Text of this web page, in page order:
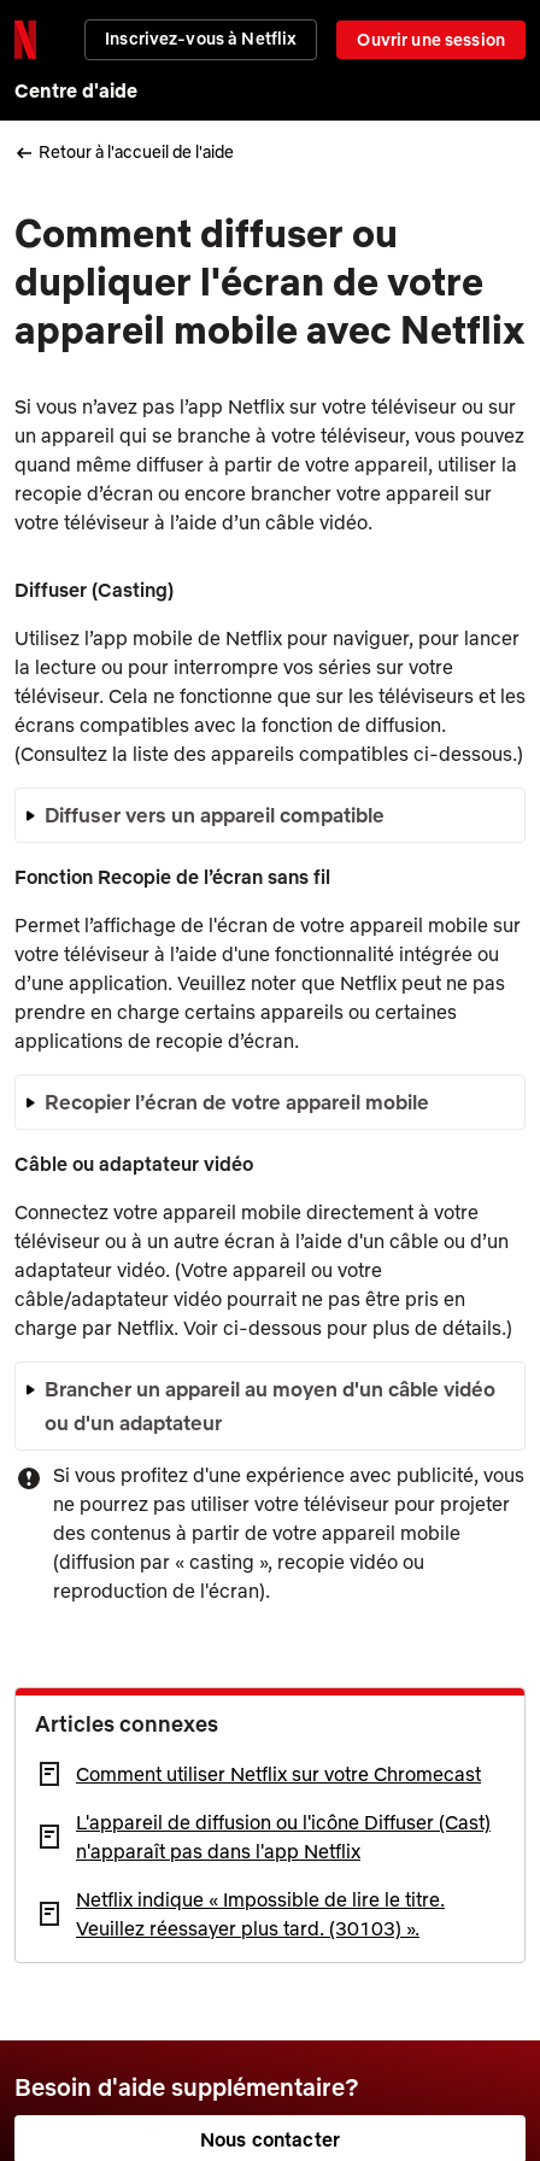
Inscrivez-vous à Netflix Ouvrir une session
Centre d'aide
Retour à l'accueil de l'aide
Comment diffuser ou
dupliquer l'écran de votre
appareil mobile avec Netflix
Si vous n’avez pas l’app Netflix sur votre téléviseur ou sur
un appareil qui se branche à votre téléviseur, vous pouvez
quand même diffuser à partir de votre appareil, utiliser la
recopie d’écran ou encore brancher votre appareil sur
votre téléviseur à l’aide d’un câble vidéo.
Diffuser (Casting)
Utilisez l’app mobile de Netflix pour naviguer, pour lancer
la lecture ou pour interrompre vos séries sur votre
téléviseur. Cela ne fonctionne que sur les téléviseurs et les
écrans compatibles avec la fonction de diffusion.
(Consultez la liste des appareils compatibles ci-dessous.)
Diffuser vers un appareil compatible
Fonction Recopie de l’écran sans fil
Permet l’affichage de l'écran de votre appareil mobile sur
votre téléviseur à l’aide d'une fonctionnalité intégrée ou
d’une application. Veuillez noter que Netflix peut ne pas
prendre en charge certains appareils ou certaines
applications de recopie d’écran.
Recopier l’écran de votre appareil mobile
Câble ou adaptateur vidéo
Connectez votre appareil mobile directement à votre
téléviseur ou à un autre écran à l’aide d'un câble ou d’un
adaptateur vidéo. (Votre appareil ou votre
câble/adaptateur vidéo pourrait ne pas être pris en
charge par Netflix. Voir ci-dessous pour plus de détails.)
Brancher un appareil au moyen d'un câble vidéo
ou d'un adaptateur
Si vous profitez d'une expérience avec publicité, vous
ne pourrez pas utiliser votre téléviseur pour projeter
des contenus à partir de votre appareil mobile
(diffusion par « casting », recopie vidéo ou
reproduction de l'écran).
Articles connexes
Comment utiliser Netflix sur votre Chromecast
L'appareil de diffusion ou l'icône Diffuser (Cast)
n'apparaît pas dans l'app Netflix
Netflix indique « Impossible de lire le titre.
Veuillez réessayer plus tard. (30103) ».
Besoin d'aide supplémentaire?
Nous contacter